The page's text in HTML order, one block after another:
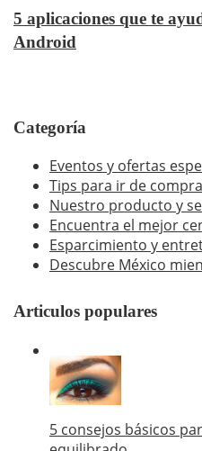
5 aplicaciones que te
Android
Categoría
Eventos y ofertas
Tips para ir de
Nuestro producto y
Encuentra el mejor
Esparcimiento y
Descubre México
Articulos populares
5 consejos básicos